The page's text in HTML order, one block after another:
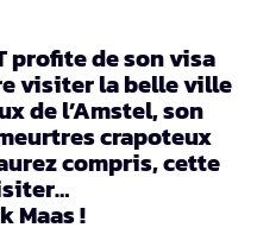
profite de son visa
visiter la belle ville
de l’Amstel, son
crapoteux
compris, cette
Maas !